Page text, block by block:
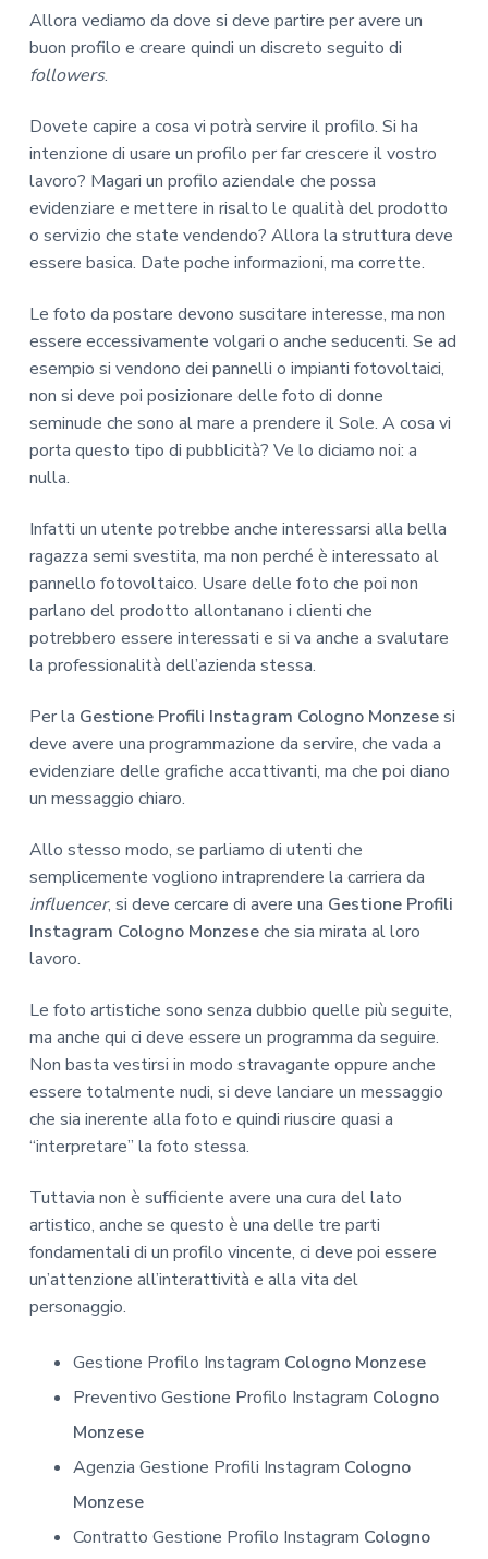
Allora vediamo da dove si deve partire per avere un
buon profilo e creare quindi un discreto seguito di
followers.
Dovete capire a cosa vi potrà servire il profilo. Si ha
intenzione di usare un profilo per far crescere il vostro
lavoro? Magari un profilo aziendale che possa
evidenziare e mettere in risalto le qualità del prodotto
o servizio che state vendendo? Allora la struttura deve
essere basica. Date poche informazioni, ma corrette.
Le foto da postare devono suscitare interesse, ma non
essere eccessivamente volgari o anche seducenti. Se ad
esempio si vendono dei pannelli o impianti fotovoltaici,
non si deve poi posizionare delle foto di donne
seminude che sono al mare a prendere il Sole. A cosa vi
porta questo tipo di pubblicità? Ve lo diciamo noi: a
nulla.
Infatti un utente potrebbe anche interessarsi alla bella
ragazza semi svestita, ma non perché è interessato al
pannello fotovoltaico. Usare delle foto che poi non
parlano del prodotto allontanano i clienti che
potrebbero essere interessati e si va anche a svalutare
la professionalità dell’azienda stessa.
Per la Gestione Profili Instagram Cologno Monzesesi
deve avere una programmazione da servire, che vada a
evidenziare delle grafiche accattivanti, ma che poi diano
un messaggio chiaro.
Allo stesso modo, se parliamo di utenti che
semplicemente vogliono intraprendere la carriera da
influencer, si deve cercare di avere una Gestione Profili
Instagram Cologno Monzeseche sia mirata al loro
lavoro.
Le foto artistiche sono senza dubbio quelle più seguite,
ma anche qui ci deve essere un programma da seguire.
Non basta vestirsi in modo stravagante oppure anche
essere totalmente nudi, si deve lanciare un messaggio
che sia inerente alla foto e quindi riuscire quasi a
“interpretare” la foto stessa.
Tuttavia non è sufficiente avere una cura del lato
artistico, anche se questo è una delle tre parti
fondamentali di un profilo vincente, ci deve poi essere
un’attenzione all’interattività e alla vita del
personaggio.
Gestione Profilo Instagram Cologno Monzese
Preventivo Gestione Profilo Instagram Cologno
Monzese
Agenzia Gestione Profili Instagram Cologno
Monzese
Contratto Gestione Profilo Instagram Cologno